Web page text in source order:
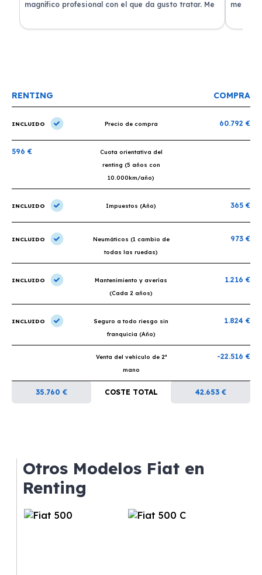
magnífico profesional con el que da gusto tratar. Me
recomiendo un montón, muchas gracias!
me
plazo
RENTING COMPRA
INCLUIDO Precio de compra 60.792 €
596 €
Cuota orientativa del
renting (5 años con
10.000km/año)
INCLUIDO Impuestos (Año) 365 €
INCLUIDO
Neumáticos (1 cambio de
todas las ruedas)
973 €
INCLUIDO
Mantenimiento y averías
(Cada 2 años)
1.216 €
INCLUIDO
Seguro a todo riesgo sin
franquicia (Año)
1.824 €
Venta del vehículo de 2ª
mano
-22.516 €
35.760 € COSTE TOTAL 42.653 €
Otros Modelos Fiat en
Renting